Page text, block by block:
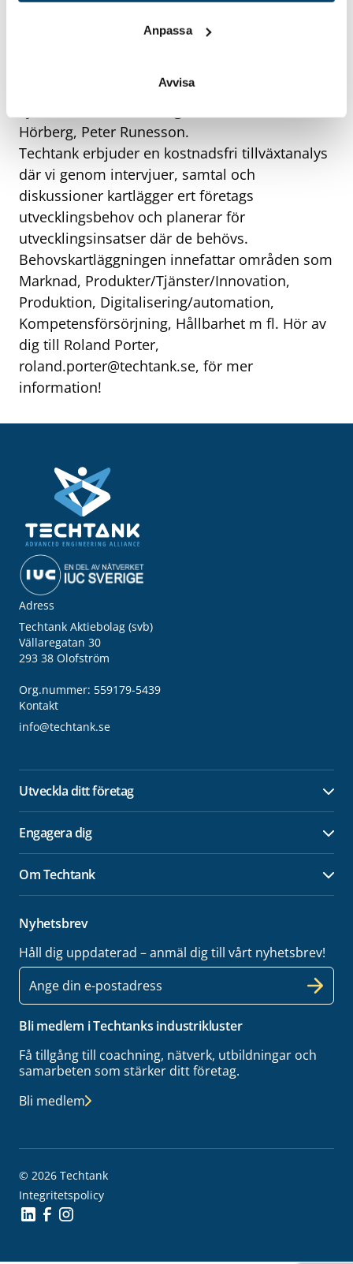
Anpassa
Avvisa
I mitten av september gjorde medarbetare från
Engineering och PDS Manufacturing. På bilden
Hörberg, Peter Runesson.
Techtank erbjuder en kostnadsfri tillväxtanalys
där vi genom intervjuer, samtal och
diskussioner kartlägger ert företags
utvecklingsbehov och planerar för
utvecklingsinsatser där de behövs.
Behovskartläggningen innefattar områden som
Marknad, Produkter/Tjänster/Innovation,
Produktion, Digitalisering/automation,
Kompetensförsörjning, Hållbarhet m fl. Hör av
dig till Roland Porter,
roland.porter@techtank.se, för mer
information!
Adress
Techtank Aktiebolag (svb)
Vällaregatan 30
293 38 Olofström
Org.nummer: 559179-5439
Kontakt
info@techtank.se
Utveckla ditt företag
Engagera dig
Om Techtank
Nyhetsbrev
Håll dig uppdaterad – anmäl dig till vårt nyhetsbrev!
E-
post
Bli medlem i Techtanks industrikluster
Få tillgång till coachning, nätverk, utbildningar och
samarbeten som stärker ditt företag.
Bli medlem
© 2026 Techtank
Integritetspolicy
Social Icon
Social Icon
Social Icon